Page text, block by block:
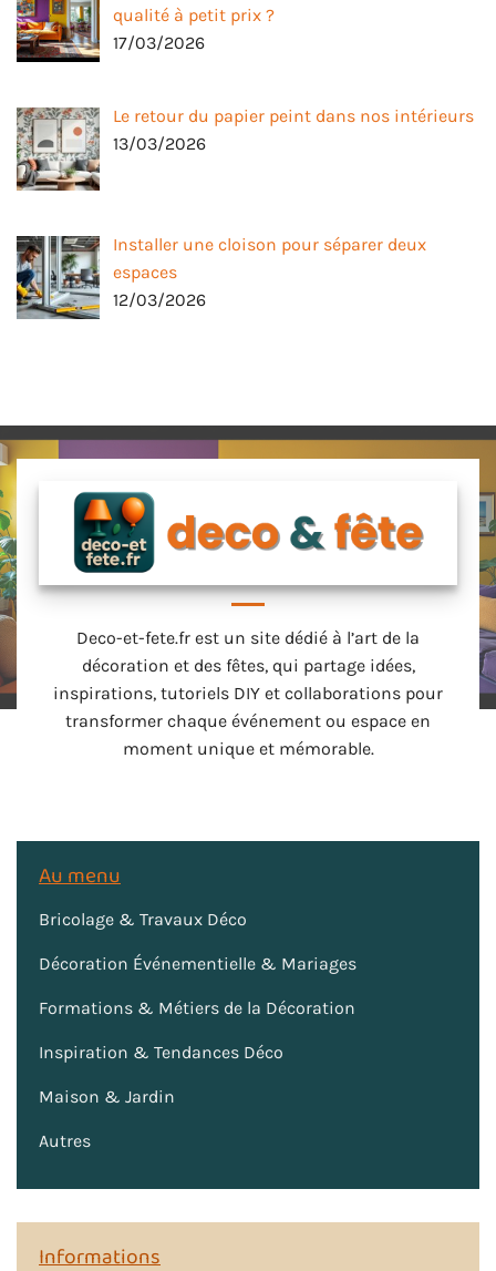
qualité à petit prix ?
17/03/2026
Le retour du papier peint dans nos intérieurs
13/03/2026
Installer une cloison pour séparer deux
espaces
12/03/2026
Deco-et-fete.fr est un site dédié à l’art de la
décoration et des fêtes, qui partage idées,
inspirations, tutoriels DIY et collaborations pour
transformer chaque événement ou espace en
moment unique et mémorable.
Au menu
Bricolage & Travaux Déco
Décoration Événementielle & Mariages
Formations & Métiers de la Décoration
Inspiration & Tendances Déco
Maison & Jardin
Autres
Informations